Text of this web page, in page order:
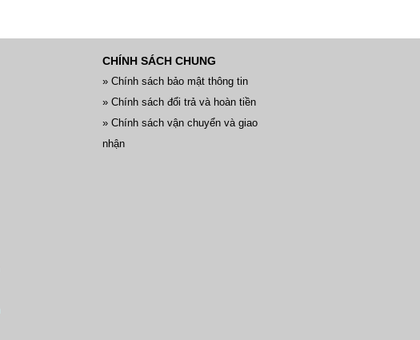
CHÍNH SÁCH CHUNG
» Chính sách bảo mật thông tin
» Chính sách đổi trả và hoàn tiền
» Chính sách vận chuyển và giao
nhận